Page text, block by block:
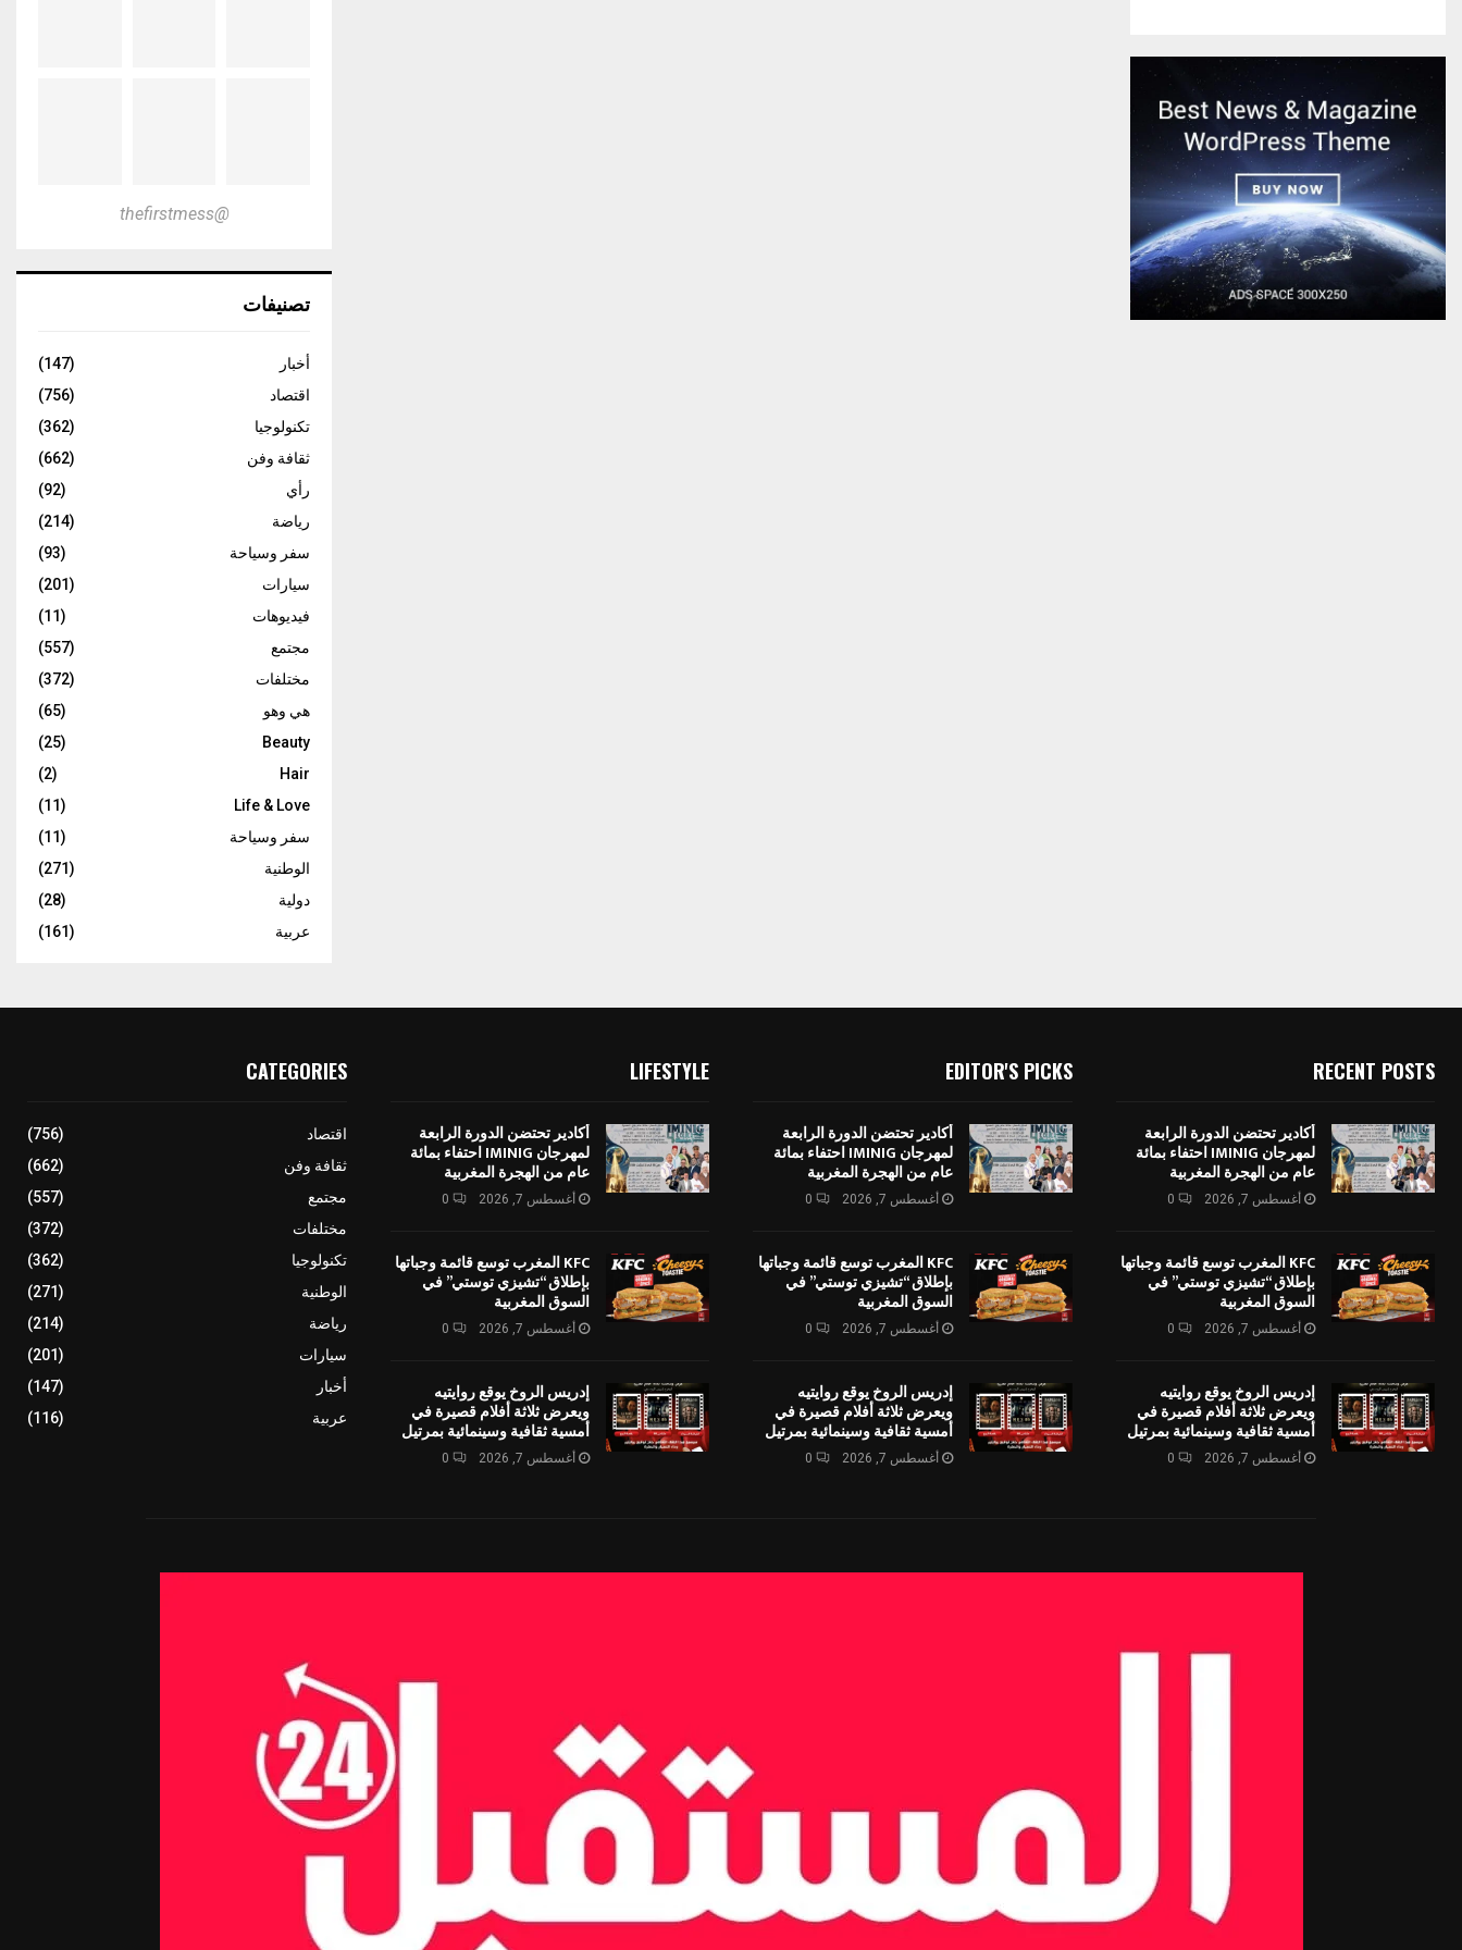
@thefirstmess
تصنيفات
أخبار
(147)
اقتصاد
(756)
تكنولوجيا
(362)
ثقافة وفن
(662)
رأي
(92)
رياضة
(214)
سفر وسياحة
(93)
سيارات
(201)
فيديوهات
(11)
مجتمع
(557)
مختلفات
(372)
هي وهو
(65)
Beauty
(25)
Hair
(2)
Life & Love
(11)
سفر وسياحة
(11)
الوطنية
(271)
دولية
(28)
عربية
(161)
RECENT POSTS
أكادير تحتضن الدورة الرابعة
لمهرجان IMINIG احتفاء بمائة
عام من الهجرة المغربية
أغسطس 7, 2026 0
KFC المغرب توسع قائمة وجباتها
بإطلاق “تشيزي توستي” في
السوق المغربية
أغسطس 7, 2026 0
إدريس الروخ يوقع روايتيه
ويعرض ثلاثة أفلام قصيرة في
أمسية ثقافية وسينمائية بمرتيل
أغسطس 7, 2026 0
EDITOR'S PICKS
أكادير تحتضن الدورة الرابعة
لمهرجان IMINIG احتفاء بمائة
عام من الهجرة المغربية
أغسطس 7, 2026 0
KFC المغرب توسع قائمة وجباتها
بإطلاق “تشيزي توستي” في
السوق المغربية
أغسطس 7, 2026 0
إدريس الروخ يوقع روايتيه
ويعرض ثلاثة أفلام قصيرة في
أمسية ثقافية وسينمائية بمرتيل
أغسطس 7, 2026 0
LIFESTYLE
أكادير تحتضن الدورة الرابعة
لمهرجان IMINIG احتفاء بمائة
عام من الهجرة المغربية
أغسطس 7, 2026 0
KFC المغرب توسع قائمة وجباتها
بإطلاق “تشيزي توستي” في
السوق المغربية
أغسطس 7, 2026 0
إدريس الروخ يوقع روايتيه
ويعرض ثلاثة أفلام قصيرة في
أمسية ثقافية وسينمائية بمرتيل
أغسطس 7, 2026 0
CATEGORIES
اقتصاد
(756)
ثقافة وفن
(662)
مجتمع
(557)
مختلفات
(372)
تكنولوجيا
(362)
الوطنية
(271)
رياضة
(214)
سيارات
(201)
أخبار
(147)
عربية
(116)